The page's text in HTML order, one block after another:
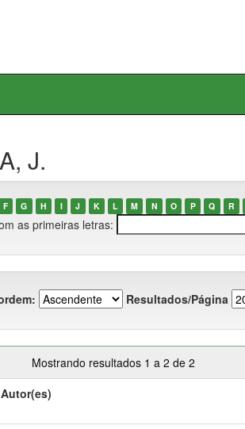
J.
F G H I J K L M N O P Q R
as primeiras letras:
Resultados/Página
Mostrando resultados 1 a 2 de 2
Autor(es)